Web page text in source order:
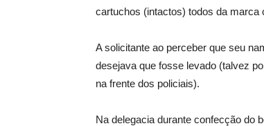
cartuchos (intactos) todos da marca
A solicitante ao perceber que seu
desejava que fosse levado (talvez
na frente dos policiais).
Na delegacia durante confecção do